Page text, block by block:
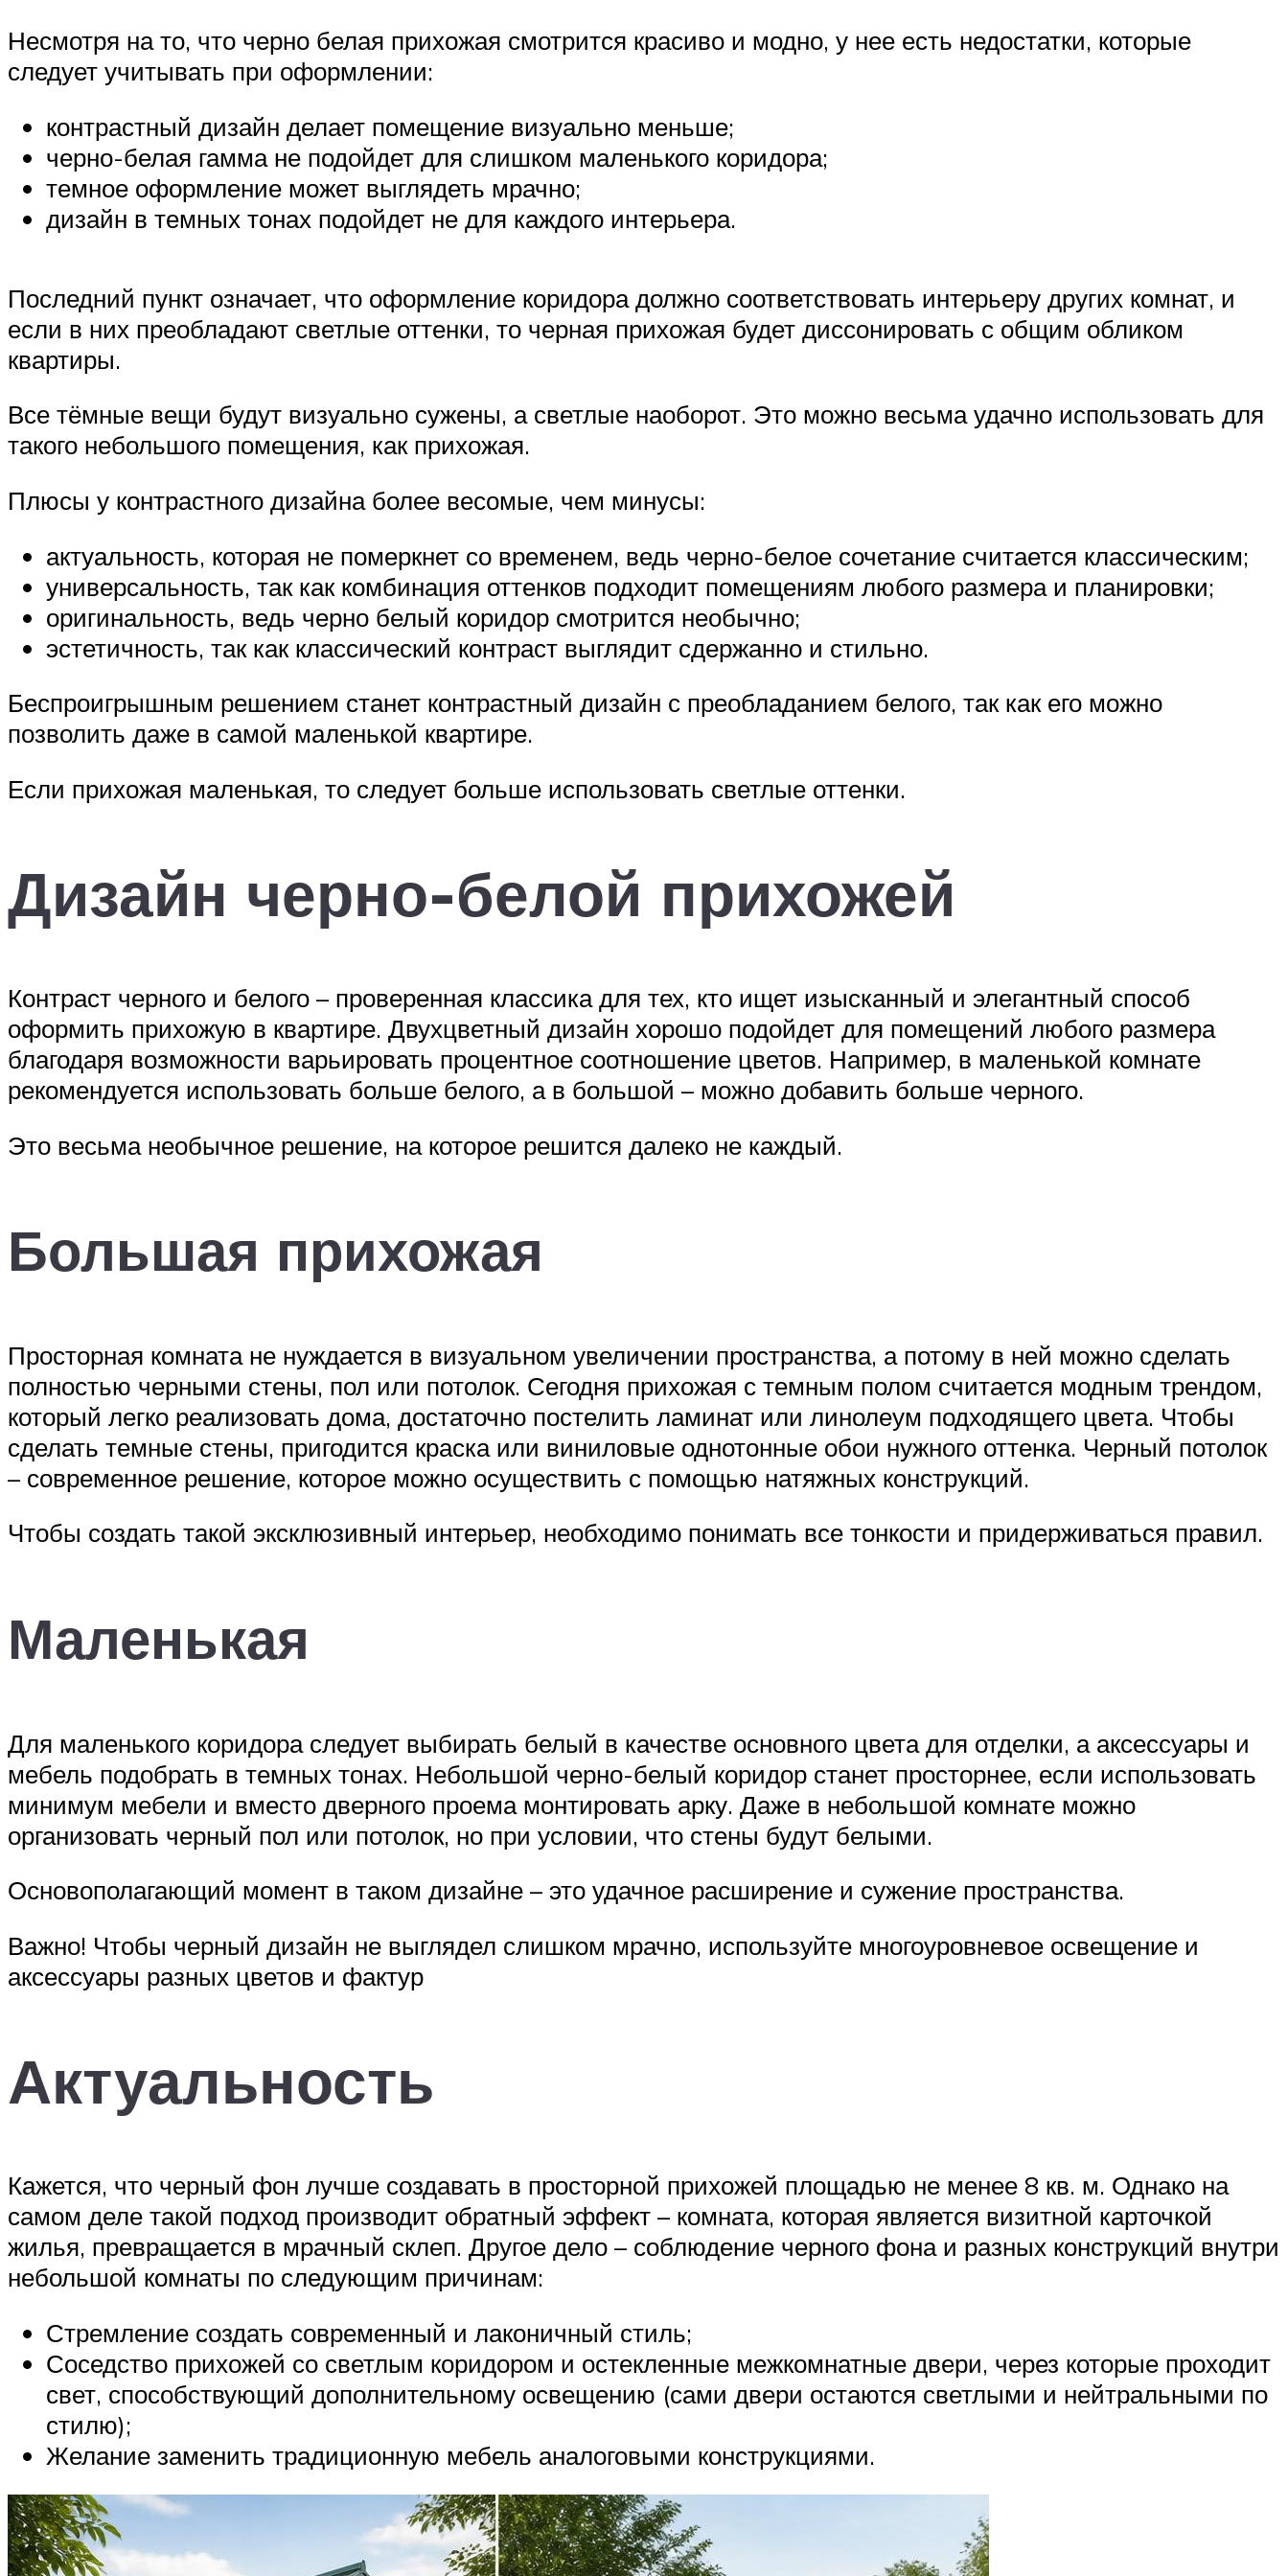
Несмотря на то, что черно белая прихожая смотрится красиво и модно, у нее есть недостатки, которые
следует учитывать при оформлении:
контрастный дизайн делает помещение визуально меньше;
черно-белая гамма не подойдет для слишком маленького коридора;
темное оформление может выглядеть мрачно;
дизайн в темных тонах подойдет не для каждого интерьера.
Последний пункт означает, что оформление коридора должно соответствовать интерьеру других комнат, и
если в них преобладают светлые оттенки, то черная прихожая будет диссонировать с общим обликом
квартиры.
Все тёмные вещи будут визуально сужены, а светлые наоборот. Это можно весьма удачно использовать для
такого небольшого помещения, как прихожая.
Плюсы у контрастного дизайна более весомые, чем минусы:
актуальность, которая не померкнет со временем, ведь черно-белое сочетание считается классическим;
универсальность, так как комбинация оттенков подходит помещениям любого размера и планировки;
оригинальность, ведь черно белый коридор смотрится необычно;
эстетичность, так как классический контраст выглядит сдержанно и стильно.
Беспроигрышным решением станет контрастный дизайн с преобладанием белого, так как его можно
позволить даже в самой маленькой квартире.
Если прихожая маленькая, то следует больше использовать светлые оттенки.
Дизайн черно-белой прихожей
Контраст черного и белого – проверенная классика для тех, кто ищет изысканный и элегантный способ
оформить прихожую в квартире. Двухцветный дизайн хорошо подойдет для помещений любого размера
благодаря возможности варьировать процентное соотношение цветов. Например, в маленькой комнате
рекомендуется использовать больше белого, а в большой – можно добавить больше черного.
Это весьма необычное решение, на которое решится далеко не каждый.
Большая прихожая
Просторная комната не нуждается в визуальном увеличении пространства, а потому в ней можно сделать
полностью черными стены, пол или потолок. Сегодня прихожая с темным полом считается модным трендом,
который легко реализовать дома, достаточно постелить ламинат или линолеум подходящего цвета. Чтобы
сделать темные стены, пригодится краска или виниловые однотонные обои нужного оттенка. Черный потолок
– современное решение, которое можно осуществить с помощью натяжных конструкций.
Чтобы создать такой эксклюзивный интерьер, необходимо понимать все тонкости и придерживаться правил.
Маленькая
Для маленького коридора следует выбирать белый в качестве основного цвета для отделки, а аксессуары и
мебель подобрать в темных тонах. Небольшой черно-белый коридор станет просторнее, если использовать
минимум мебели и вместо дверного проема монтировать арку. Даже в небольшой комнате можно
организовать черный пол или потолок, но при условии, что стены будут белыми.
Основополагающий момент в таком дизайне – это удачное расширение и сужение пространства.
Важно! Чтобы черный дизайн не выглядел слишком мрачно, используйте многоуровневое освещение и
аксессуары разных цветов и фактур
Актуальность
Кажется, что черный фон лучше создавать в просторной прихожей площадью не менее 8 кв. м. Однако на
самом деле такой подход производит обратный эффект – комната, которая является визитной карточкой
жилья, превращается в мрачный склеп. Другое дело – соблюдение черного фона и разных конструкций внутри
небольшой комнаты по следующим причинам:
Стремление создать современный и лаконичный стиль;
Соседство прихожей со светлым коридором и остекленные межкомнатные двери, через которые проходит
свет, способствующий дополнительному освещению (сами двери остаются светлыми и нейтральными по
стилю);
Желание заменить традиционную мебель аналоговыми конструкциями.